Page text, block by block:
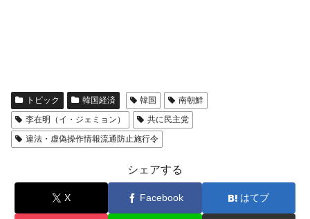
トピック 韓国経済 韓国
南朝鮮
李在明（イ・ジェミョン）
共に民主党
違法・虚偽操作情報流通防止施行令
シェアする
X Facebook はてブ